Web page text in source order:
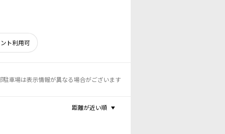
ト利用可
車場は表示情報が異なる場合がございます
距離が近い順